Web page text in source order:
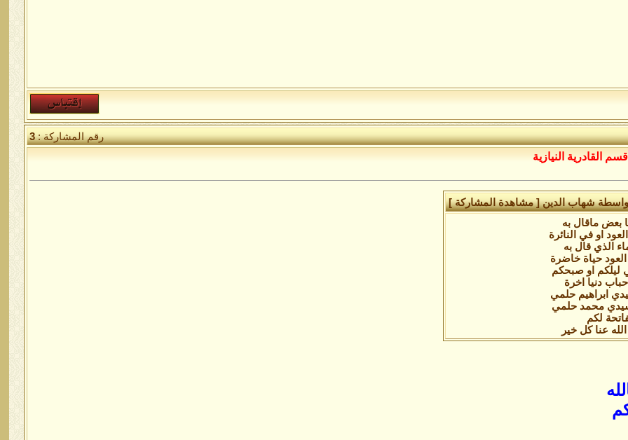
رقم المشاركة :3
قسم القادرية النيازية
شهاب الدين[ مشاهدة المشاركة ]
بعض ماقال به
او في النائرة
الذي قال به
حياة خاضرة
ليلكم او صبحكم
دنيا اخرة
ابراهيم حلمي
محمد حلمي
لكم
عنا كل خير